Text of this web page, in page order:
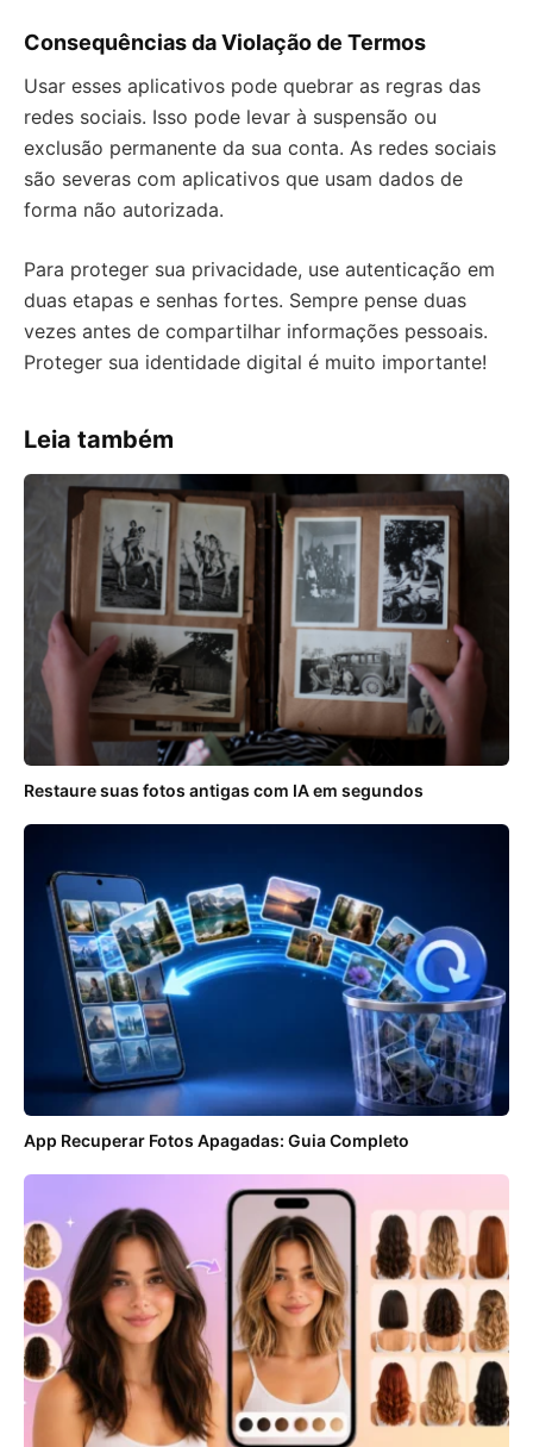
Consequências da Violação de Termos
Usar esses aplicativos pode quebrar as regras das
redes sociais. Isso pode levar à suspensão ou
exclusão permanente da sua conta. As redes sociais
são severas com aplicativos que usam dados de
forma não autorizada.
Para proteger sua privacidade, use autenticação em
duas etapas e senhas fortes. Sempre pense duas
vezes antes de compartilhar informações pessoais.
Proteger sua identidade digital é muito importante!
Leia também
Restaure suas fotos antigas com IA em segundos
App Recuperar Fotos Apagadas: Guia Completo